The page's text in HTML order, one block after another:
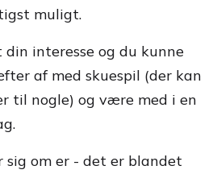
muligt.
interesse og du kunne
af med skuespil (der kan
til nogle) og være med i en
sig om er - det er blandet